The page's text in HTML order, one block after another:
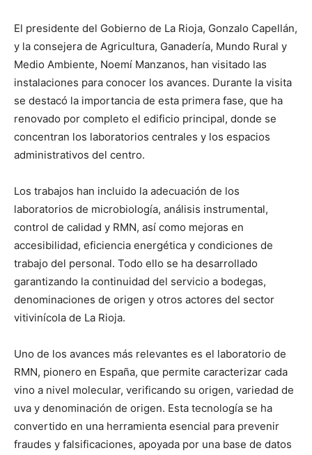
El presidente del Gobierno de La Rioja, Gonzalo Capellán,
y la consejera de Agricultura, Ganadería, Mundo Rural y
Medio Ambiente, Noemí Manzanos, han visitado las
instalaciones para conocer los avances. Durante la visita
se destacó la importancia de esta primera fase, que ha
renovado por completo el edificio principal, donde se
concentran los laboratorios centrales y los espacios
administrativos del centro.
Los trabajos han incluido la adecuación de los
laboratorios de microbiología, análisis instrumental,
control de calidad y RMN, así como mejoras en
accesibilidad, eficiencia energética y condiciones de
trabajo del personal. Todo ello se ha desarrollado
garantizando la continuidad del servicio a bodegas,
denominaciones de origen y otros actores del sector
vitivinícola de La Rioja.
Uno de los avances más relevantes es el laboratorio de
RMN, pionero en España, que permite caracterizar cada
vino a nivel molecular, verificando su origen, variedad de
uva y denominación de origen. Esta tecnología se ha
convertido en una herramienta esencial para prevenir
fraudes y falsificaciones, apoyada por una base de datos